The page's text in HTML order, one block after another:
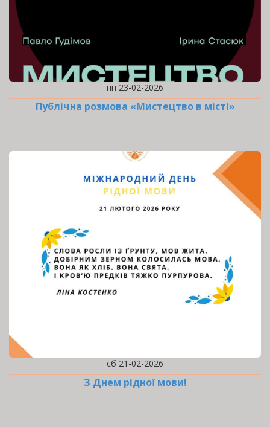
пн 23-02-2026
Публічна розмова «Мистецтво в місті»
сб 21-02-2026
З Днем рідної мови!